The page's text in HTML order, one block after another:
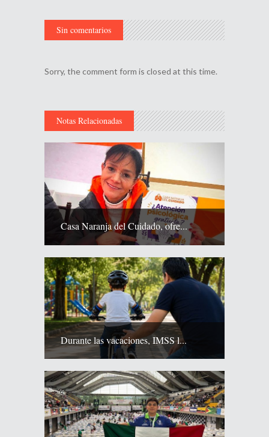
Sin comentarios
Sorry, the comment form is closed at this time.
Notas Relacionadas
Casa Naranja del Cuidado, ofre...
Durante las vacaciones, IMSS l...